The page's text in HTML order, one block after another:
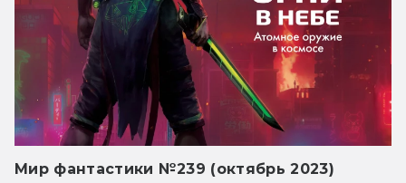
Мир фантастики №239 (октябрь 2023)